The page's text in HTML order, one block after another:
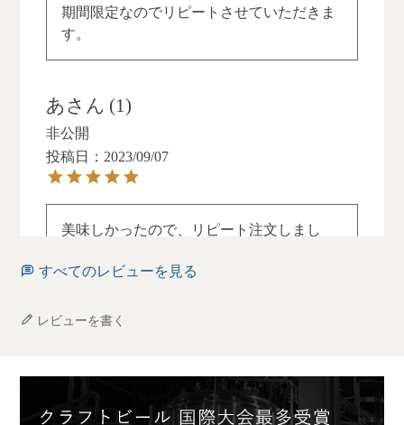
期間限定なのでリピートさせていただきま
す。
あ 1
非公開
投稿日
2023/09/07
美味しかったので、リピート注文しまし
可能なら、期間限定ではなく
他の酒蔵とのコラボ企画も、あれば嬉しい
ばさらぱぱ 2
すべてのレビューを見る
レビューを書く